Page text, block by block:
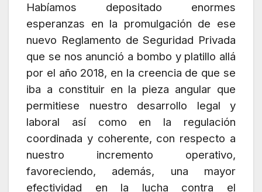
Habíamos depositado enormes
esperanzas en la promulgación de ese
nuevo Reglamento de Seguridad Privada
que se nos anunció a bombo y platillo allá
por el año 2018, en la creencia de que se
iba a constituir en la pieza angular que
permitiese nuestro desarrollo legal y
laboral así como en la regulación
coordinada y coherente, con respecto a
nuestro incremento operativo,
favoreciendo, además, una mayor
efectividad en la lucha contra el